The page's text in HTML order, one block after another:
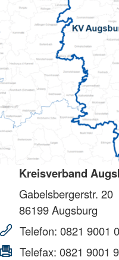
Kreisverband
Gabelsbergerstr. 20
86199Augsburg
Telefon: 0821 9001 0
Telefax: 0821 9001